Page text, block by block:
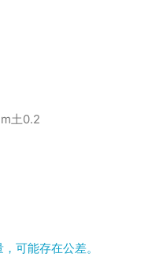
土0.2
可能存在公差。